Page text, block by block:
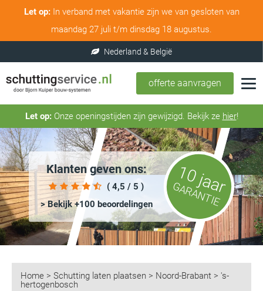
Let op:In verband met vakantie zijn we van gesloten van
maandag 27 juli t/m dinsdag 18 augustus.
offerte aanvragen
Let op:Onze openingstijden zijn gewijzigd. Bekijk ze hier!
Klanten geven ons:
( 4,5 / 5 )
> Bekijk +100 beoordelingen
10 jaar
GARANTIE
Home > Schutting laten plaatsen > Noord-Brabant > 's-
hertogenbosch